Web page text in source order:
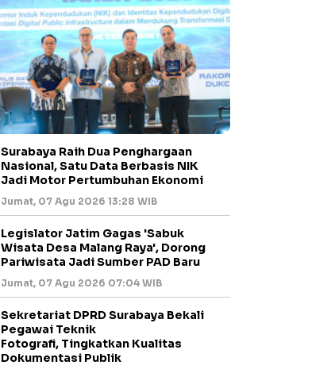
Surabaya Raih Dua Penghargaan
Nasional, Satu Data Berbasis NIK
Jadi Motor Pertumbuhan Ekonomi
Jumat, 07 Agu 2026 13:28 WIB
Legislator Jatim Gagas 'Sabuk
Wisata Desa Malang Raya', Dorong
Pariwisata Jadi Sumber PAD Baru
Jumat, 07 Agu 2026 07:04 WIB
Sekretariat DPRD Surabaya Bekali
Pegawai Teknik
Fotografi, Tingkatkan Kualitas
Dokumentasi Publik